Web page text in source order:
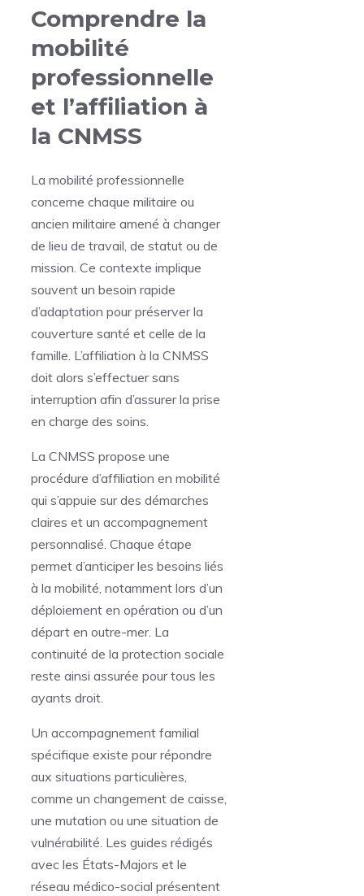
Comprendre la
mobilité
professionnelle
et l’affiliation à
la CNMSS
La mobilité professionnelle
concerne chaque militaire ou
ancien militaire amené à changer
de lieu de travail, de statut ou de
mission. Ce contexte implique
souvent un besoin rapide
d’adaptation pour préserver la
couverture santé et celle de la
famille. L’affiliation à la CNMSS
doit alors s’effectuer sans
interruption afin d’assurer la prise
en charge des soins.
La CNMSS propose une
procédure d’affiliation en mobilité
qui s’appuie sur des démarches
claires et un accompagnement
personnalisé. Chaque étape
permet d’anticiper les besoins liés
à la mobilité, notamment lors d’un
déploiement en opération ou d’un
départ en outre-mer. La
continuité de la protection sociale
reste ainsi assurée pour tous les
ayants droit.
Un accompagnement familial
spécifique existe pour répondre
aux situations particulières,
comme un changement de caisse,
une mutation ou une situation de
vulnérabilité. Les guides rédigés
avec les États-Majors et le
réseau médico-social présentent